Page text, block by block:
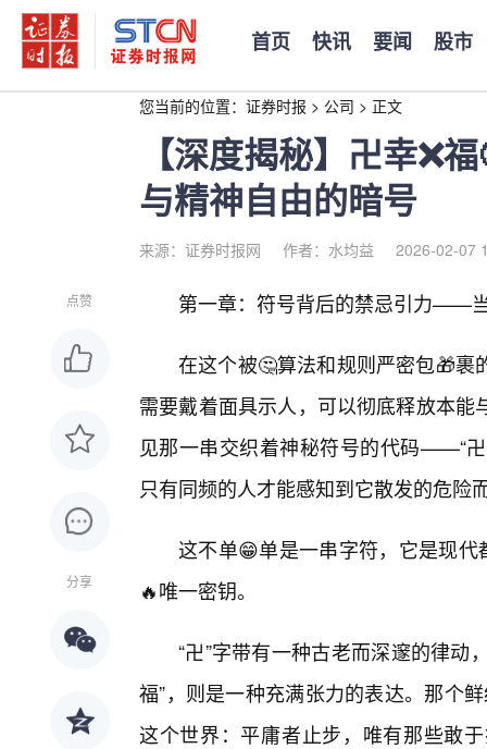
首页 快讯 要闻 股市
您当前的位置： 证券时报 > 公司 > 正文
【深度揭秘】卍幸❌
与精神自由的暗号
来源：证券时报网 作者：水均益 2026-02-07
点赞
分享
第一章：符号背后的禁忌引力——
在这个被🤔算法和规则严密包🎁裹
需要戴着面具示人，可以彻底释放本
见那一串交织着神秘符号的代码——“
只有同频的人才能感知到它散发的危险
这不单😁单是一串字符，它是现代
🔥唯一密钥。
“卍”字带有一种古老而深邃的律动
福”，则是一种充满张力的表达。那个
这个世界：平庸者止步，唯有那些敢